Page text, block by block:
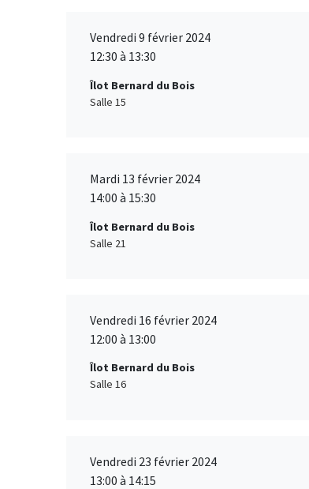
Vendredi 9 février 2024
12:30 à 13:30
Îlot Bernard du Bois
Salle 15
Mardi 13 février 2024
14:00 à 15:30
Îlot Bernard du Bois
Salle 21
Vendredi 16 février 2024
12:00 à 13:00
Îlot Bernard du Bois
Salle 16
Vendredi 23 février 2024
13:00 à 14:15